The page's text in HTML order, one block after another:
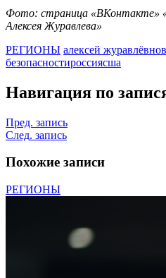
Фото: страница «ВКонтакте»
Алексея Журавлева»
РЕГИОНЫ алексей журавлёв
безопасностироссиясша
Навигация по
Пред. запись
След. запись
Похожие записи
РЕГИОНЫ